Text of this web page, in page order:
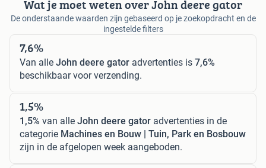
Wat je moet weten over John deere gator
De onderstaande waarden zijn gebaseerd op je zoekopdracht en de
ingestelde filters
7,6%
Van alle John deere gator advertenties is 7,6%
beschikbaar voor verzending.
1,5%
1,5% van alle John deere gator advertenties in de
categorie Machines en Bouw | Tuin, Park en Bosbouw
zijn in de afgelopen week aangeboden.